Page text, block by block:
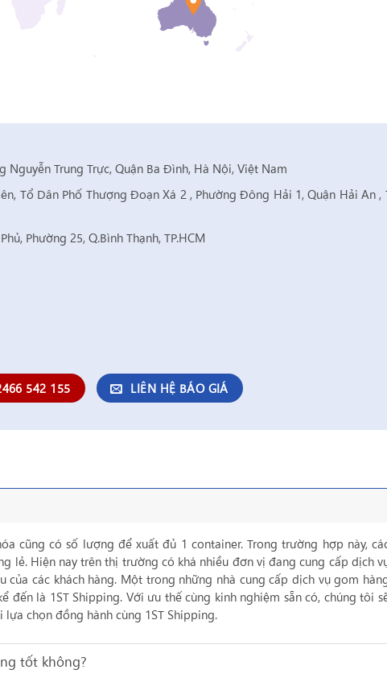
Nguyễn Trung Trực, Quận Ba Đình, Hà Nội, Việt Nam
Tổ Dân Phố Thượng Đoạn Xá 2 , Phường Đông Hải 1, Quận Hải An ,
Phường 25, Q.Bình Thạnh, TP.HCM
542 155 LIÊN HỆ BÁO GIÁ
cũng có số lượng để xuất đủ 1 container. Trong trường hợp này,
lẻ. Hiện nay trên thị trường có khá nhiều đơn vị đang cung cấp dịch
của các khách hàng. Một trong những nhà cung cấp dịch vụ gom
đến là 1ST Shipping. Với ưu thế cùng kinh nghiệm sẵn có, chúng tôi
chọn đồng hành cùng 1ST Shipping.
tốt không?